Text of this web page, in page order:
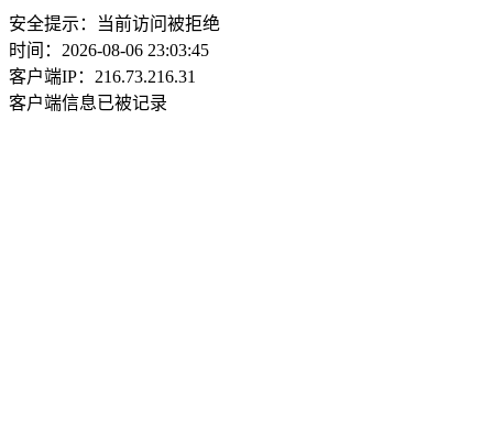
安全提示：当前访问被拒绝
时间：2026-08-06 23:03:45
客户端IP：216.73.216.31
客户端信息已被记录